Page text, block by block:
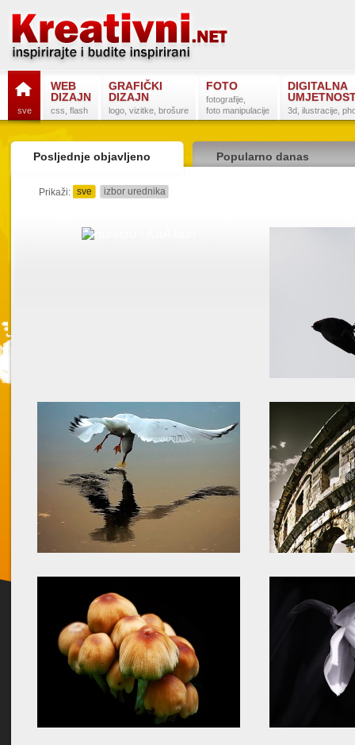
sve
WEB
DIZAJN
css, flash
GRAFIČKI
DIZAJN
logo, vizitke, brošure
FOTO
fotografije,
foto manipulacije
DIGITALNA
3d, ilustracije,
Posljednje objavljeno Popularno danas
Prikaži: sve izbor urednika
Twitter